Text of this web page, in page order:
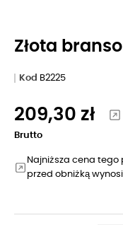
Złota
Kod B2225
209,30 zł
Brutto
Najniższa cena
przed obniżką